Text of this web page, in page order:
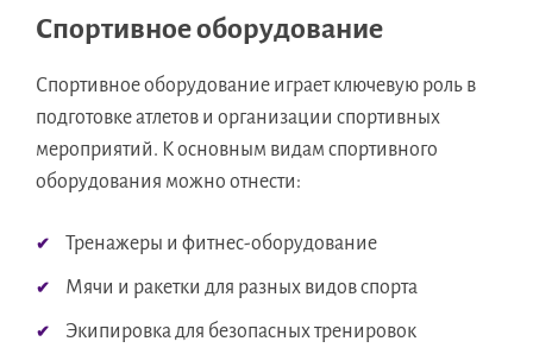
Спортивное оборудование
Спортивное оборудование играет ключевую роль в
подготовке атлетов и организации спортивных
мероприятий. К основным видам спортивного
оборудования можно отнести:
Тренажеры и фитнес-оборудование
Мячи и ракетки для разных видов спорта
Экипировка для безопасных тренировок